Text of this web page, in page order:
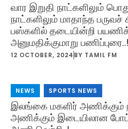
வார இறுதி நாட்களிலும்
நாட்களிலும் மாதாந்த
பஸ்களில் தடையின்றி
அனுமதிக்குமாறு பணிப்புரை..!
12 OCTOBER, 2024 BY TAMIL FM
NEWS SPORTS NEWS
இலங்கை மகளிர் அணிக்கும்
அணிக்கும் இடையிலான